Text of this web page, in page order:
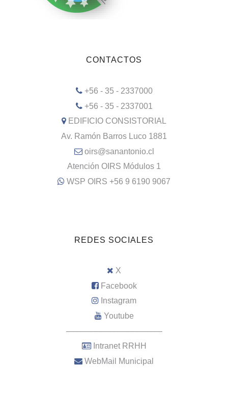
CONTACTOS
+56 - 35 - 2337000
+56 - 35 - 2337001
EDIFICIO CONSISTORIAL
Av. Ramón Barros Luco 1881
oirs@sanantonio.cl
Atención OIRS Módulos 1
WSP OIRS +56 9 6190 9067
REDES SOCIALES
X
Facebook
Instagram
Youtube
–––––––––––––––––––––
Intranet RRHH
WebMail Municipal